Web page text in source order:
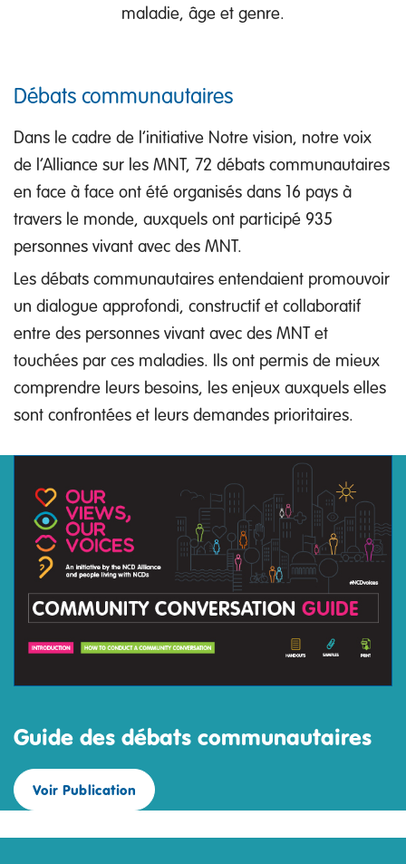
maladie, âge et genre.
Débats communautaires
Dans le cadre de l’initiative Notre vision, notre voix
de l’Alliance sur les MNT, 72 débats communautaires
en face à face ont été organisés dans 16 pays à
travers le monde, auxquels ont participé 935
personnes vivant avec des MNT.
Les débats communautaires entendaient promouvoir
un dialogue approfondi, constructif et collaboratif
entre des personnes vivant avec des MNT et
touchées par ces maladies. Ils ont permis de mieux
comprendre leurs besoins, les enjeux auxquels elles
sont confrontées et leurs demandes prioritaires.
Guide des débats communautaires
Voir Publication